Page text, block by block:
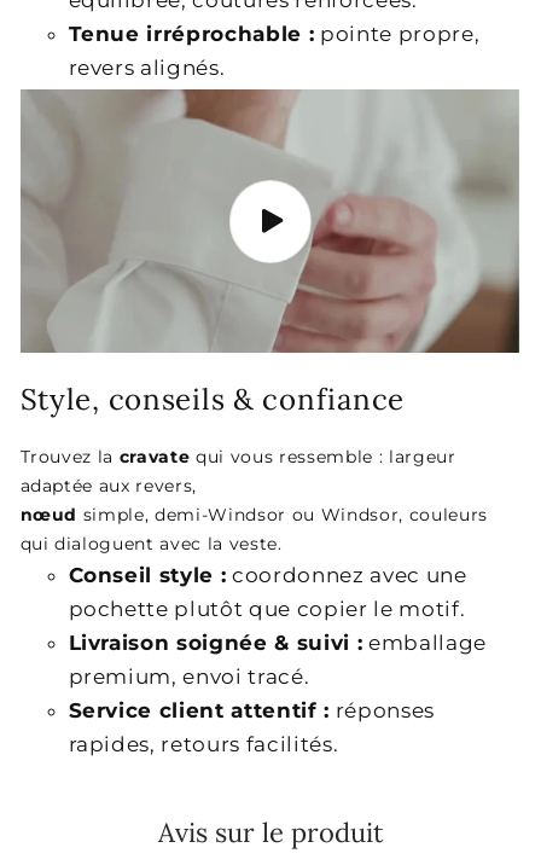
Tenue irréprochable : pointe propre,
revers alignés.
Style, conseils & confiance
Trouvez la cravate qui vous ressemble : largeur
adaptée aux revers,
nœud simple, demi-Windsor ou Windsor, couleurs
qui dialoguent avec la veste.
Conseil style : coordonnez avec une
pochette plutôt que copier le motif.
Livraison soignée & suivi : emballage
premium, envoi tracé.
Service client attentif : réponses
rapides, retours facilités.
Avis sur le produit